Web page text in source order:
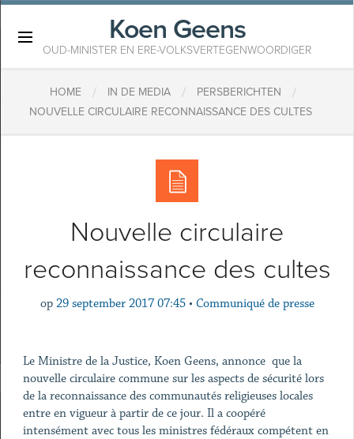
Koen Geens
OUD-MINISTER EN ERE-VOLKSVERTEGENWOORDIGER
HOME / IN DE MEDIA / PERSBERICHTEN /
NOUVELLE CIRCULAIRE RECONNAISSANCE DES CULTES
Nouvelle circulaire
reconnaissance des cultes
op 29 september 2017 07:45 • Communiqué de presse
Le Ministre de la Justice, Koen Geens, annonce que la
nouvelle circulaire commune sur les aspects de sécurité lors
de la reconnaissance des communautés religieuses locales
entre en vigueur à partir de ce jour. Il a coopéré
intensément avec tous les ministres fédéraux compétent en